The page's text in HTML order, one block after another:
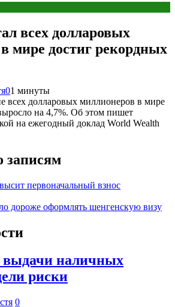
всех долларовых
мире достиг рекордных
01 минуты
всех долларовых миллионеров в мире
на 4,7%. Об этом пишет
на ежегодный доклад World Wealth
записям
первоначальный взнос
дороже оформлять шенгенскую визу
выдачи наличных
риски
0